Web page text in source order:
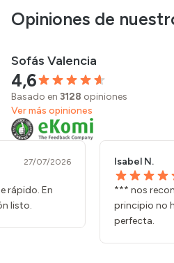
Opiniones de
Sofás Valencia
4,6
Basado en 3128 opiniones
Ver más opiniones
Isabel N.
*** nos recomendó una
principio no habíamos pensado